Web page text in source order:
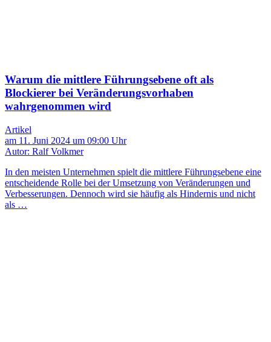
Warum die mittlere Führungsebene oft als
Blockierer bei Veränderungsvorhaben
wahrgenommen wird
Artikel
am 11. Juni 2024 um 09:00 Uhr
Autor: Ralf Volkmer
In den meisten Unternehmen spielt die mittlere Führungsebene eine
entscheidende Rolle bei der Umsetzung von Veränderungen und
Verbesserungen. Dennoch wird sie häufig als Hindernis und nicht
als …